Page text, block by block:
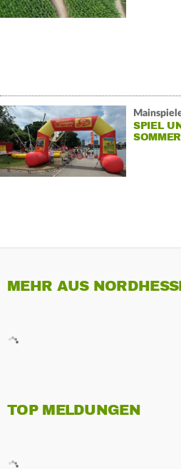
SPIEL
MEHR AUS
TOP MELDUNGEN